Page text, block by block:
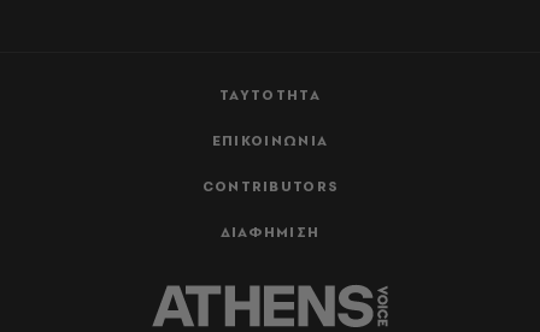
ΤΑΥΤΟΤΗΤΑ
ΕΠΙΚΟΙΝΩΝΙΑ
CONTRIBUTORS
ΔΙΑΦΗΜΙΣΗ